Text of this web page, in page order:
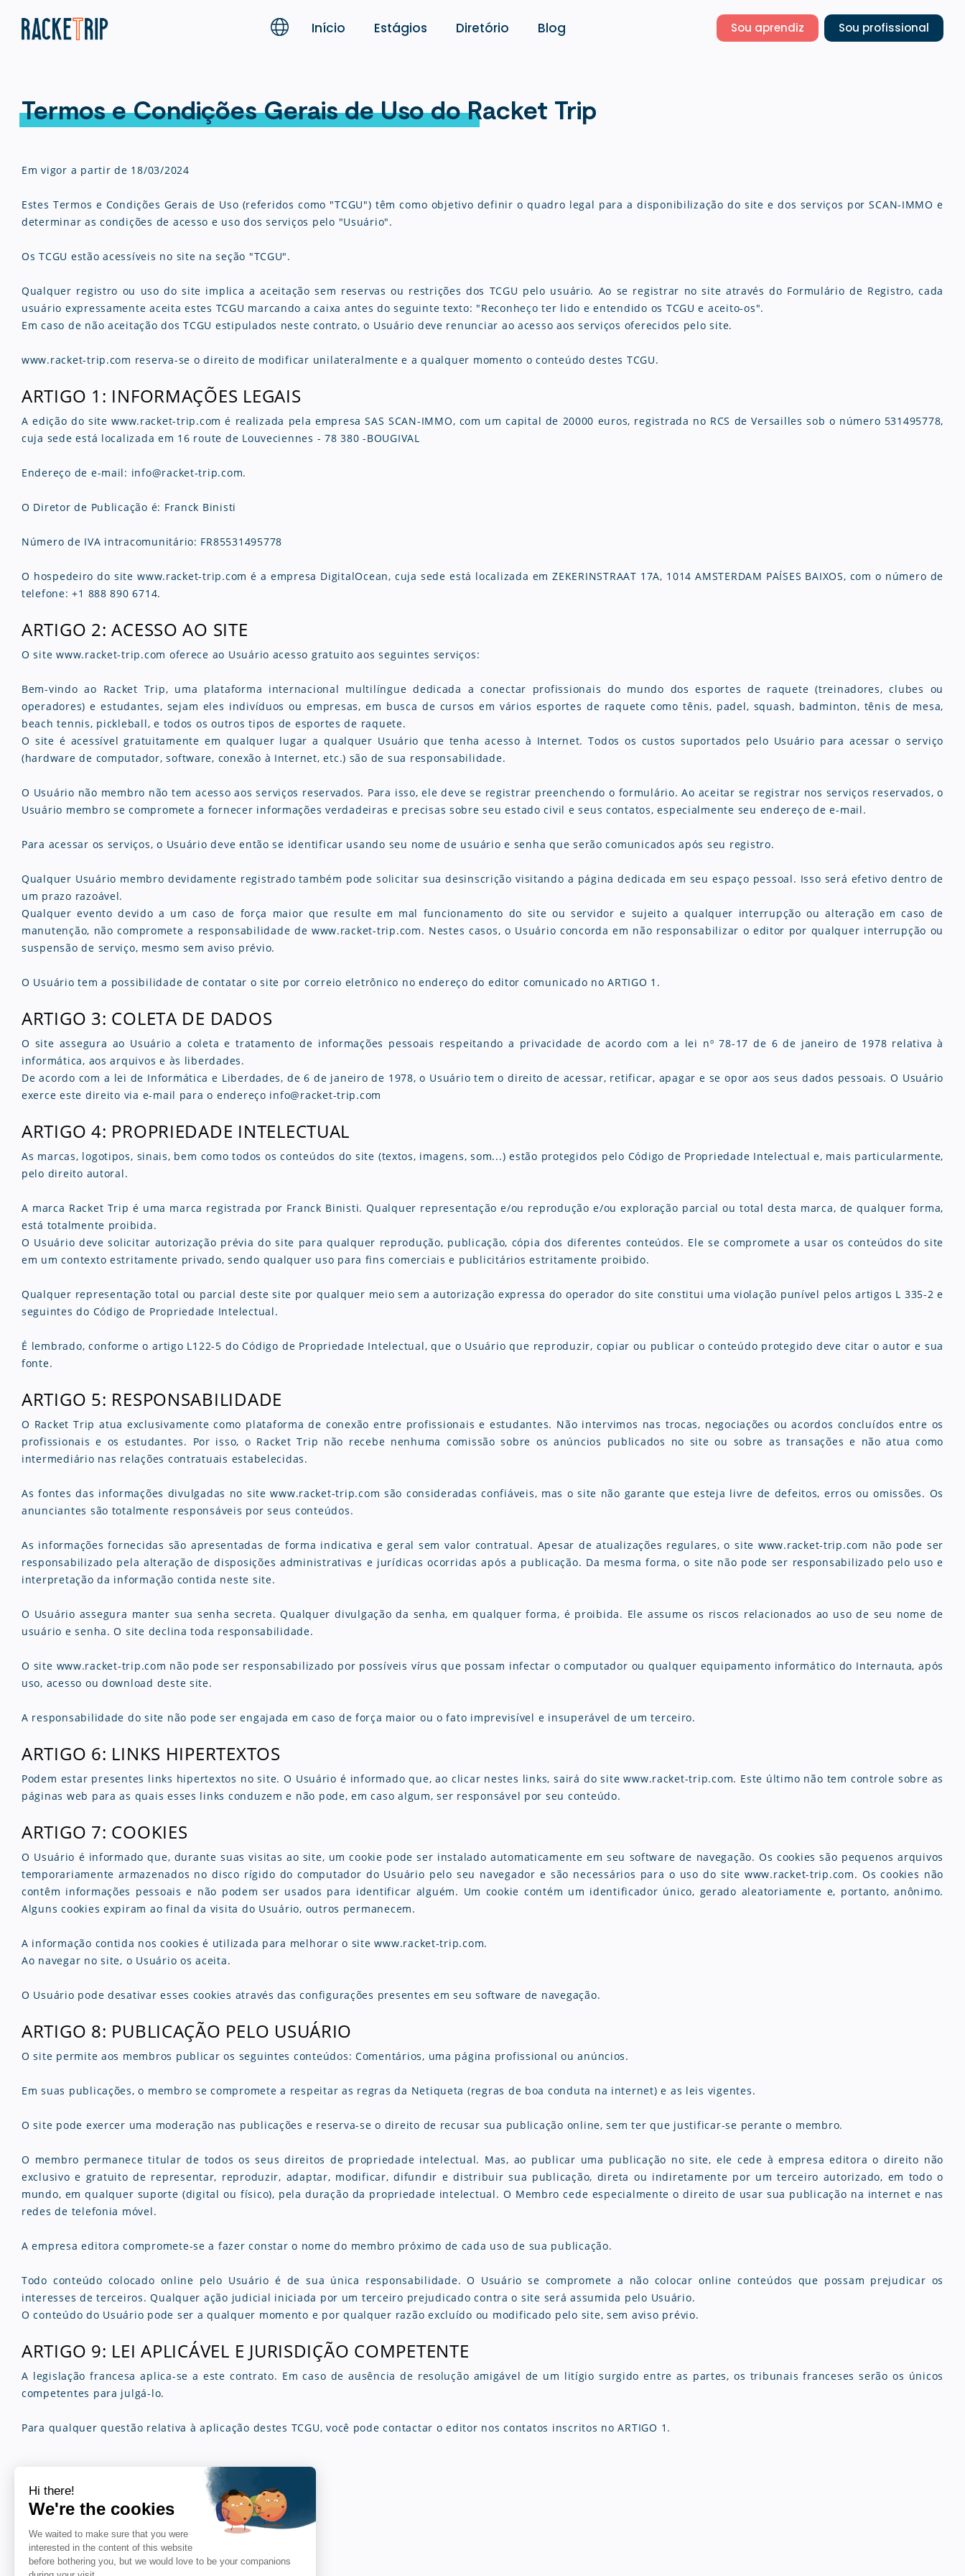
Início Estágios Diretório Blog Sou aprendiz Sou profissional
Termos e Condições Gerais de Uso do Racket Trip
Em vigor a partir de 18/03/2024
Estes Termos e Condições Gerais de Uso (referidos como "TCGU") têm como objetivo definir o quadro legal para a disponibilização do site e dos serviços por SCAN-IMMO e
determinar as condições de acesso e uso dos serviços pelo "Usuário".
Os TCGU estão acessíveis no site na seção "TCGU".
Qualquer registro ou uso do site implica a aceitação sem reservas ou restrições dos TCGU pelo usuário. Ao se registrar no site através do Formulário de Registro, cada
usuário expressamente aceita estes TCGU marcando a caixa antes do seguinte texto: "Reconheço ter lido e entendido os TCGU e aceito-os".
Em caso de não aceitação dos TCGU estipulados neste contrato, o Usuário deve renunciar ao acesso aos serviços oferecidos pelo site.
www.racket-trip.com reserva-se o direito de modificar unilateralmente e a qualquer momento o conteúdo destes TCGU.
ARTIGO 1: INFORMAÇÕES LEGAIS
A edição do site www.racket-trip.com é realizada pela empresa SAS SCAN-IMMO, com um capital de 20000 euros, registrada no RCS de Versailles sob o número 531495778,
cuja sede está localizada em 16 route de Louveciennes - 78 380 -BOUGIVAL
Endereço de e-mail: info@racket-trip.com.
O Diretor de Publicação é: Franck Binisti
Número de IVA intracomunitário: FR85531495778
O hospedeiro do site www.racket-trip.com é a empresa DigitalOcean, cuja sede está localizada em ZEKERINSTRAAT 17A, 1014 AMSTERDAM PAÍSES BAIXOS, com o número de
telefone: +1 888 890 6714.
ARTIGO 2: ACESSO AO SITE
O site www.racket-trip.com oferece ao Usuário acesso gratuito aos seguintes serviços:
Bem-vindo ao Racket Trip, uma plataforma internacional multilíngue dedicada a conectar profissionais do mundo dos esportes de raquete (treinadores, clubes ou
operadores) e estudantes, sejam eles indivíduos ou empresas, em busca de cursos em vários esportes de raquete como tênis, padel, squash, badminton, tênis de mesa,
beach tennis, pickleball, e todos os outros tipos de esportes de raquete.
O site é acessível gratuitamente em qualquer lugar a qualquer Usuário que tenha acesso à Internet. Todos os custos suportados pelo Usuário para acessar o serviço
(hardware de computador, software, conexão à Internet, etc.) são de sua responsabilidade.
O Usuário não membro não tem acesso aos serviços reservados. Para isso, ele deve se registrar preenchendo o formulário. Ao aceitar se registrar nos serviços reservados, o
Usuário membro se compromete a fornecer informações verdadeiras e precisas sobre seu estado civil e seus contatos, especialmente seu endereço de e-mail.
Para acessar os serviços, o Usuário deve então se identificar usando seu nome de usuário e senha que serão comunicados após seu registro.
Qualquer Usuário membro devidamente registrado também pode solicitar sua desinscrição visitando a página dedicada em seu espaço pessoal. Isso será efetivo dentro de
um prazo razoável.
Qualquer evento devido a um caso de força maior que resulte em mal funcionamento do site ou servidor e sujeito a qualquer interrupção ou alteração em caso de
manutenção, não compromete a responsabilidade de www.racket-trip.com. Nestes casos, o Usuário concorda em não responsabilizar o editor por qualquer interrupção ou
suspensão de serviço, mesmo sem aviso prévio.
O Usuário tem a possibilidade de contatar o site por correio eletrônico no endereço do editor comunicado no ARTIGO 1.
ARTIGO 3: COLETA DE DADOS
O site assegura ao Usuário a coleta e tratamento de informações pessoais respeitando a privacidade de acordo com a lei nº 78-17 de 6 de janeiro de 1978 relativa à
informática, aos arquivos e às liberdades.
De acordo com a lei de Informática e Liberdades, de 6 de janeiro de 1978, o Usuário tem o direito de acessar, retificar, apagar e se opor aos seus dados pessoais.O Usuário
exerce este direito via e-mail para o endereço info@racket-trip.com
ARTIGO 4: PROPRIEDADE INTELECTUAL
As marcas, logotipos, sinais, bem como todos os conteúdos do site (textos, imagens, som...) estão protegidos pelo Código de Propriedade Intelectual e, mais particularmente,
pelo direito autoral.
A marca Racket Trip é uma marca registrada por Franck Binisti.Qualquer representação e/ou reprodução e/ou exploração parcial ou total desta marca, de qualquer forma,
está totalmente proibida.
O Usuário deve solicitar autorização prévia do site para qualquer reprodução, publicação, cópia dos diferentes conteúdos. Ele se compromete a usar os conteúdos do site
em um contexto estritamente privado, sendo qualquer uso para fins comerciais e publicitários estritamente proibido.
Qualquer representação total ou parcial deste site por qualquer meio sem a autorização expressa do operador do site constitui uma violação punível pelos artigos L 335-2 e
seguintes do Código de Propriedade Intelectual.
É lembrado, conforme o artigo L122-5 do Código de Propriedade Intelectual, que o Usuário que reproduzir, copiar ou publicar o conteúdo protegido deve citar o autor e sua
fonte.
ARTIGO 5: RESPONSABILIDADE
O Racket Trip atua exclusivamente como plataforma de conexão entre profissionais e estudantes. Não intervimos nas trocas, negociações ou acordos concluídos entre os
profissionais e os estudantes. Por isso, o Racket Trip não recebe nenhuma comissão sobre os anúncios publicados no site ou sobre as transações e não atua como
intermediário nas relações contratuais estabelecidas.
As fontes das informações divulgadas no site www.racket-trip.com são consideradas confiáveis, mas o site não garante que esteja livre de defeitos, erros ou omissões. Os
anunciantes são totalmente responsáveis ​​por seus conteúdos.
As informações fornecidas são apresentadas de forma indicativa e geral sem valor contratual. Apesar de atualizações regulares, o site www.racket-trip.com não pode ser
responsabilizado pela alteração de disposições administrativas e jurídicas ocorridas após a publicação. Da mesma forma, o site não pode ser responsabilizado pelo uso e
interpretação da informação contida neste site.
O Usuário assegura manter sua senha secreta.Qualquer divulgação da senha, em qualquer forma, é proibida. Ele assume os riscos relacionados ao uso de seu nome de
usuário e senha. O site declina toda responsabilidade.
O site www.racket-trip.com não pode ser responsabilizado por possíveis vírus que possam infectar o computador ou qualquer equipamento informático do Internauta, após
uso, acesso ou download deste site.
A responsabilidade do site não pode ser engajada em caso de força maior ou o fato imprevisível e insuperável de um terceiro.
ARTIGO 6: LINKS HIPERTEXTOS
Podem estar presentes links hipertextos no site. O Usuário é informado que, ao clicar nestes links, sairá do site www.racket-trip.com. Este último não tem controle sobre as
páginas web para as quais esses links conduzem e não pode, em caso algum, ser responsável por seu conteúdo.
ARTIGO 7: COOKIES
O Usuário é informado que, durante suas visitas ao site, um cookie pode ser instalado automaticamente em seu software de navegação.Os cookies são pequenos arquivos
temporariamente armazenados no disco rígido do computador do Usuário pelo seu navegador e são necessários para o uso do site www.racket-trip.com. Os cookies não
contêm informações pessoais e não podem ser usados para identificar alguém. Um cookie contém um identificador único, gerado aleatoriamente e, portanto, anônimo.
Alguns cookies expiram ao final da visita do Usuário, outros permanecem.
A informação contida nos cookies é utilizada para melhorar o site www.racket-trip.com.
Ao navegar no site, o Usuário os aceita.
O Usuário pode desativar esses cookies através das configurações presentes em seu software de navegação.
ARTIGO 8: PUBLICAÇÃO PELO USUÁRIO
O site permite aos membros publicar os seguintes conteúdos: Comentários, uma página profissional ou anúncios.
Em suas publicações, o membro se compromete a respeitar as regras da Netiqueta (regras de boa conduta na internet) e as leis vigentes.
O site pode exercer uma moderação nas publicações e reserva-se o direito de recusar sua publicação online, sem ter que justificar-se perante o membro.
O membro permanece titular de todos os seus direitos de propriedade intelectual. Mas, ao publicar uma publicação no site, ele cede à empresa editora o direito não
exclusivo e gratuito de representar, reproduzir, adaptar, modificar, difundir e distribuir sua publicação, direta ou indiretamente por um terceiro autorizado, em todo o
mundo, em qualquer suporte (digital ou físico), pela duração da propriedade intelectual. O Membro cede especialmente o direito de usar sua publicação na internet e nas
redes de telefonia móvel.
A empresa editora compromete-se a fazer constar o nome do membro próximo de cada uso de sua publicação.
Todo conteúdo colocado online pelo Usuário é de sua única responsabilidade. O Usuário se compromete a não colocar online conteúdos que possam prejudicar os
interesses de terceiros. Qualquer ação judicial iniciada por um terceiro prejudicado contra o site será assumida pelo Usuário.
O conteúdo do Usuário pode ser a qualquer momento e por qualquer razão excluído ou modificado pelo site, sem aviso prévio.
ARTIGO 9: LEI APLICÁVEL E JURISDIÇÃO COMPETENTE
A legislação francesa aplica-se a este contrato. Em caso de ausência de resolução amigável de um litígio surgido entre as partes, os tribunais franceses serão os únicos
competentes para julgá-lo.
Para qualquer questão relativa à aplicação destes TCGU, você pode contactar o editor nos contatos inscritos no ARTIGO 1.